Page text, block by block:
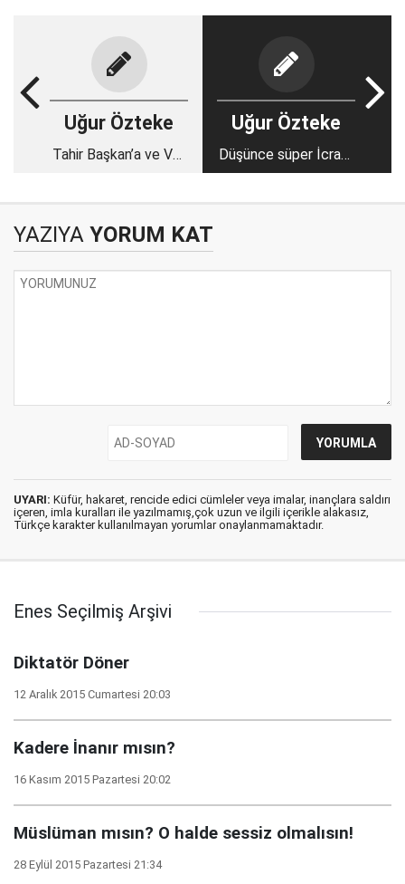
Uğur Özteke
Tahir Başkan’a ve Vali
Uğur Özteke
Düşünce süper İcraat
amatörce
YAZIYA YORUM KAT
UYARI: Küfür, hakaret, rencide edici cümleler veya imalar, inançlara saldırı
içeren, imla kuralları ile yazılmamış,çok uzun ve ilgili içerikle alakasız,
Türkçe karakter kullanılmayan yorumlar onaylanmamaktadır.
Enes Seçilmiş Arşivi
Diktatör Döner
12 Aralık 2015 Cumartesi 20:03
Kadere İnanır mısın?
16 Kasım 2015 Pazartesi 20:02
Müslüman mısın? O halde sessiz olmalısın!
28 Eylül 2015 Pazartesi 21:34